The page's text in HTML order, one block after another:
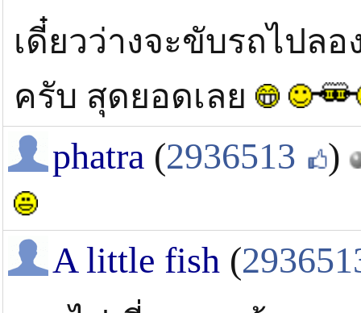
เดี๋ยวว่างจะขับรถไปล
ครับ สุดยอดเลย
phatra (2936513 )
A little fish (